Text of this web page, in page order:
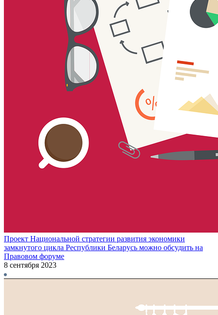
Проект Национальной стратегии развития экономики
замкнутого цикла Республики Беларусь можно обсудить на
Правовом форуме
8 сентября 2023